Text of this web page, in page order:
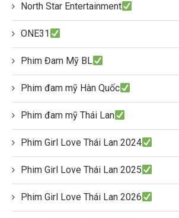
North Star Entertainment
ONE31
Phim Đam Mỹ BL
Phim đam mỹ Hàn Quốc
Phim đam mỹ Thái Lan
Phim Girl Love Thái Lan 2024
Phim Girl Love Thái Lan 2025
Phim Girl Love Thái Lan 2026